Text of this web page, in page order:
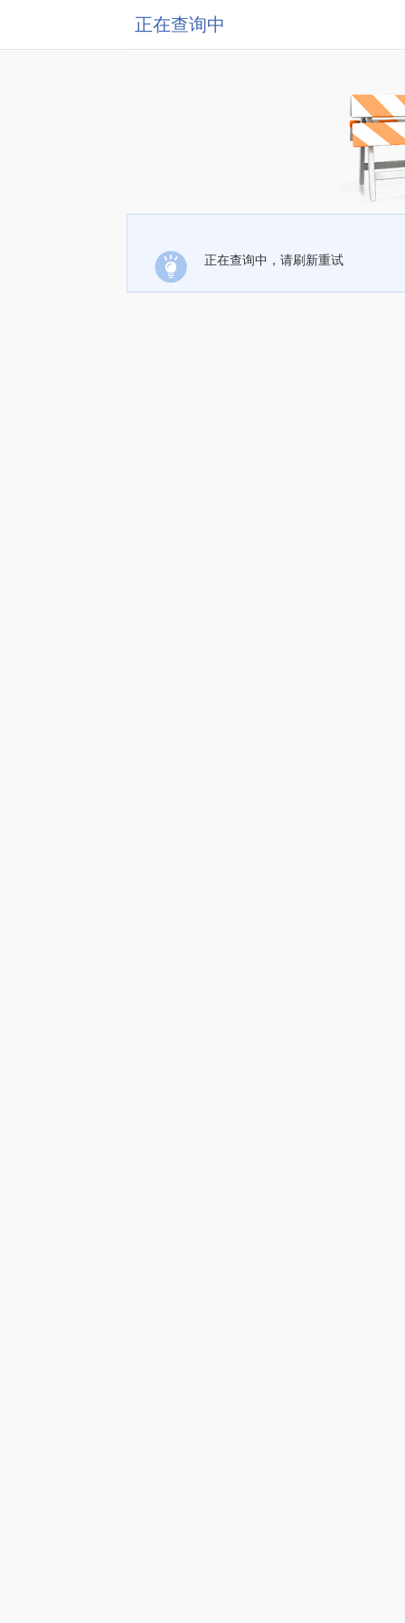
正在查询中
正在查询中，请刷新重试